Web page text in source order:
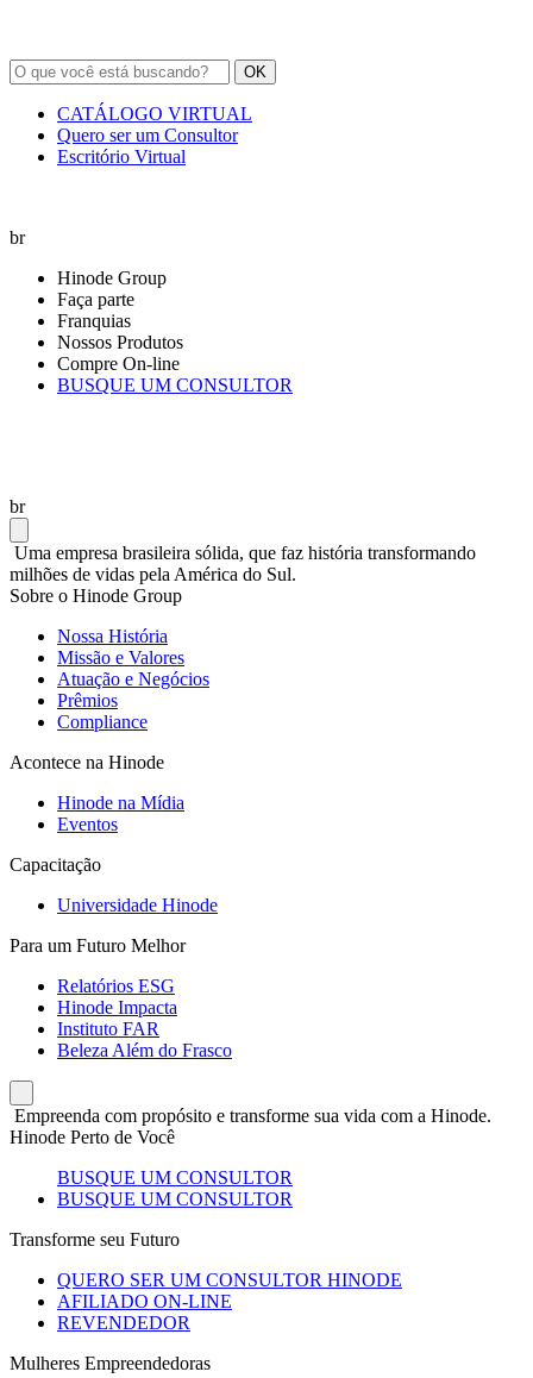
OK
CATÁLOGO VIRTUAL
Quero ser um Consultor
Escritório Virtual
br
Hinode Group
Faça parte
Franquias
Nossos Produtos
Compre On-line
BUSQUE UM CONSULTOR
br
Uma empresa brasileira sólida, que faz história transformando
milhões de vidas pela América do Sul.
Sobre o Hinode Group
Nossa História
Missão e Valores
Atuação e Negócios
Prêmios
Compliance
Acontece na Hinode
Hinode na Mídia
Eventos
Capacitação
Universidade Hinode
Para um Futuro Melhor
Relatórios ESG
Hinode Impacta
Instituto FAR
Beleza Além do Frasco
Empreenda com propósito e transforme sua vida com a Hinode.
Hinode Perto de Você
BUSQUE UM CONSULTOR
BUSQUE UM CONSULTOR
Transforme seu Futuro
QUERO SER UM CONSULTOR HINODE
AFILIADO ON-LINE
REVENDEDOR
Mulheres Empreendedoras